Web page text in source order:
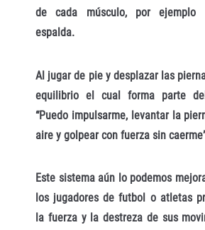
de cada músculo, por ejemplo
espalda.
Al jugar de pie y desplazar las
equilibrio el cual forma parte
“Puedo impulsarme, levantar la
aire y golpear con fuerza sin
Este sistema aún lo podemos
los jugadores de futbol o atletas
la fuerza y la destreza de sus